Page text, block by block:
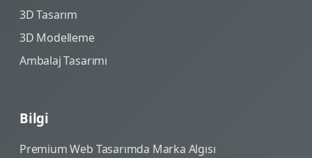
3D Tasarım
3D Modelleme
Ambalaj Tasarımı
Bilgi
Premium Web Tasarımda Marka Algısı